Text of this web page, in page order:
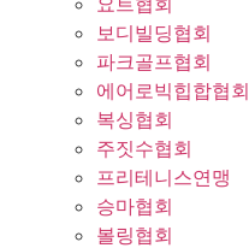
보디빌딩협회
파크골프협회
에어로빅힙합협회
복싱협회
주짓수협회
프리테니스연맹
승마협회
볼링협회